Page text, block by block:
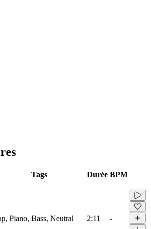
Tags Durée BPM
Piano, Bass, Neutral 2:11 -